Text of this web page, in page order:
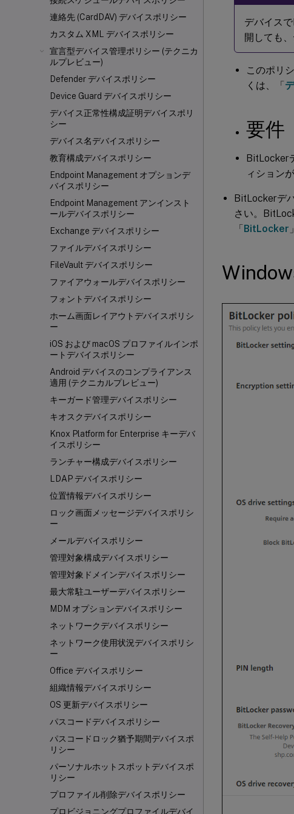
連絡先 (CardDAV) デバイスポリシー
カスタム XML デバイスポリシー
宣言型デバイス管理ポリシー (テクニカ
ルプレビュー)
Defender デバイスポリシー
Device Guard デバイスポリシー
デバイス正常性構成証明デバイスポリ
シー
デバイス名デバイスポリシー
教育構成デバイスポリシー
Endpoint Management オプションデ
バイスポリシー
Endpoint Management アンインスト
ールデバイスポリシー
Exchange デバイスポリシー
ファイルデバイスポリシー
FileVault デバイスポリシー
ファイアウォールデバイスポリシー
フォントデバイスポリシー
ホーム画面レイアウトデバイスポリシ
ー
iOS および macOS プロファイルインポ
ートデバイスポリシー
Android デバイスのコンプライアンス
適用 (テクニカルプレビュー)
キーガード管理デバイスポリシー
キオスクデバイスポリシー
Knox Platform for Enterprise キーデバ
イスポリシー
ランチャー構成デバイスポリシー
LDAP デバイスポリシー
位置情報デバイスポリシー
ロック画面メッセージデバイスポリシ
ー
メールデバイスポリシー
管理対象構成デバイスポリシー
管理対象ドメインデバイスポリシー
最大常駐ユーザーデバイスポリシー
MDM オプションデバイスポリシー
ネットワークデバイスポリシー
ネットワーク使用状況デバイスポリシ
ー
Office デバイスポリシー
組織情報デバイスポリシー
OS 更新デバイスポリシー
パスコードデバイスポリシー
パスコードロック猶予期間デバイスポ
リシー
パーソナルホットスポットデバイスポ
リシー
プロファイル削除デバイスポリシー
プロビジョニングプロファイルデバイ
デバイス
開しても
このポリ
くは、「
要件
BitLocker
ィション
BitLockerデ
さい。
「BitLocker